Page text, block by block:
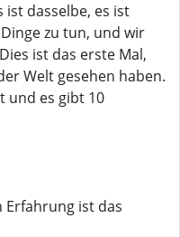
ist dasselbe, es ist
zu tun, und wir
ist das erste Mal,
Welt gesehen haben.
und es gibt 10
ist das